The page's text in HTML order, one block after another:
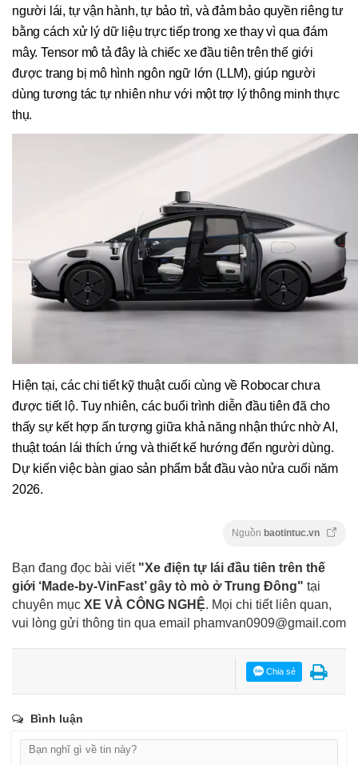
người lái, tự vận hành, tự bảo trì, và đảm bảo quyền riêng tư
bằng cách xử lý dữ liệu trực tiếp trong xe thay vì qua đám
mây. Tensor mô tả đây là chiếc xe đầu tiên trên thế giới
được trang bị mô hình ngôn ngữ lớn (LLM), giúp người
dùng tương tác tự nhiên như với một trợ lý thông minh thực
thụ.
Hiện tại, các chi tiết kỹ thuật cuối cùng về Robocar chưa
được tiết lộ. Tuy nhiên, các buổi trình diễn đầu tiên đã cho
thấy sự kết hợp ấn tượng giữa khả năng nhận thức nhờ AI,
thuật toán lái thích ứng và thiết kế hướng đến người dùng.
Dự kiến việc bàn giao sản phẩm bắt đầu vào nửa cuối năm
2026.
Nguồn baotintuc.vn
Bạn đang đọc bài viết "Xe điện tự lái đầu tiên trên thế
giới ‘Made-by-VinFast’ gây tò mò ở Trung Đông" tại
chuyên mục XE VÀ CÔNG NGHỆ. Mọi chi tiết liên quan,
vui lòng gửi thông tin qua email phamvan0909@gmail.com
Chia sẻ
Bình luận